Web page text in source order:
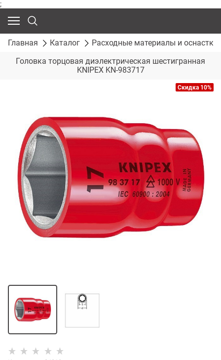
;
Главная Каталог
Расходные материалы и оснастка
Головка торцовая диэлектрическая шестигранная
KNIPEX KN-983717
Скидка 10%